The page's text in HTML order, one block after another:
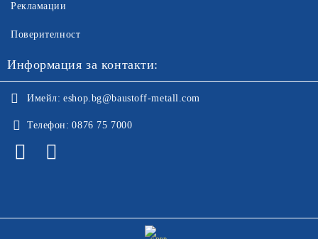
Рекламации
Поверителност
Информация за контакти:
Имейл: eshop.bg@baustoff-metall.com
Телефон: 0876 75 7000